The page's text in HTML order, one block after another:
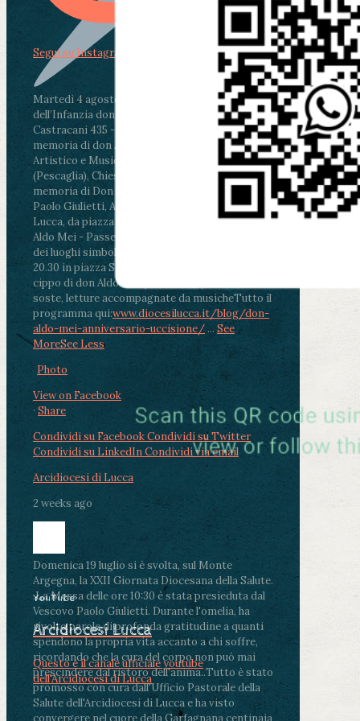
Martedì 4 agosto2026
ore 11:30 - Lucca, Scuola
dell’Infanzia don Aldo Mei - Viale Castruccio
Castracani 435 - Inaugurazione murales in
memoria di don Aldo Mei curato dal Liceo
Artistico e Musicale “Passaglia”
ore 18 - Fiano
(Pescaglia), Chiesa parrocchiale - Messa in
memoria di Don Aldo Mei celebrata da mons.
Paolo Giulietti, Arcivescovo di Lucca
ore 20.30 -
Lucca, da piazza San Michele al Cippo di don
Aldo Mei - Passeggiata della Memoria in alcuni
dei luoghi simbolo della città. Ritrovo alle ore
20.30 in piazza San Michele con conclusione al
cippo di don Aldo Mei (Porta Elisa). Durante le
soste, letture accompagnate da musicheTutto il
programma qui:www.diocesilucca.it/blog/don-
aldo-mei-anniversario-uccisione/ ... See
MoreSee Less
Photo
View on Facebook
· Share
Condividi su FacebookCondividi su Twitter
Condividi su LinkedInCondividi via email
Arcidiocesi di Lucca
2 weeks ago
Domenica 19 luglio si è svolta, sul Monte
Argegna, la XXII Giornata Diocesana della Salute.
.La Messa delle ore 10:30 è stata presieduta dal
Vescovo Paolo Giulietti. Durante l'omelia, ha
rivolto parole di profonda gratitudine a quanti
spendono la propria vita accanto a chi soffre,
ricordando che la cura del corpo non può mai
prescindere dal ristoro dell'anima..Tutto è stato
promosso con cura dall'Ufficio Pastorale della
Salute dell'Arcidiocesi di Lucca e ha visto
convergere nel cuore della Garfagnana centinaia
Segui su Instagram
YouTube
Arcidiocesi Lucca
Questo è il canale ufficiale youtube
dell'Arcidiocesi di Lucca